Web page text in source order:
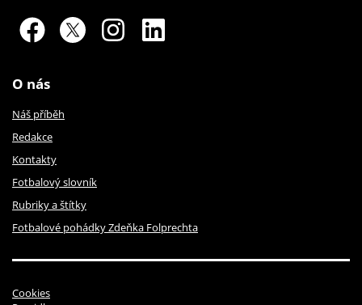
O nás
Náš příběh
Redakce
Kontakty
Fotbalový slovník
Rubriky a štítky
Fotbalové pohádky Zdeňka Folprechta
Cookies